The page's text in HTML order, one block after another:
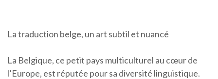
La traduction belge, un art subtil et nuancé
La Belgique, ce petit pays multiculturel au cœur de
l’Europe, est réputée pour sa diversité linguistique.